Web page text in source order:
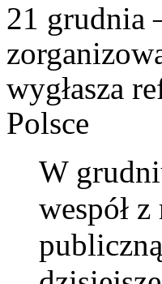
21 grudnia
wygłasza
Polsce
W
wespół